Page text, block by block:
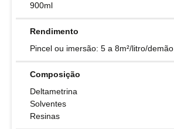
900ml
Rendimento
Pincel ou imersão: 5 a 8m²/litro/demão
Composição
Deltametrina
Solventes
Resinas